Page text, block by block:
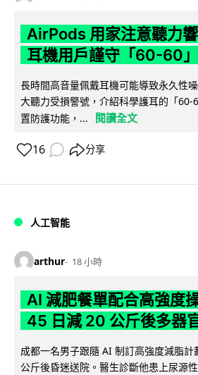
AirPods 用家注意聽力
耳機用戶謹守「60-60
長時間高音量佩戴耳機可能導致永久性
大聽力受損警號，介紹科學護耳的「
置防護功能，...
閱讀全文
16 分享
人工智能
arthur 18 小時
AI 減肥餐單配合高強度
45 日減 20 公斤後多器
成都一名男子跟隨 AI 制訂高強度減脂
公斤後昏迷送院。醫生診斷他患上尿源